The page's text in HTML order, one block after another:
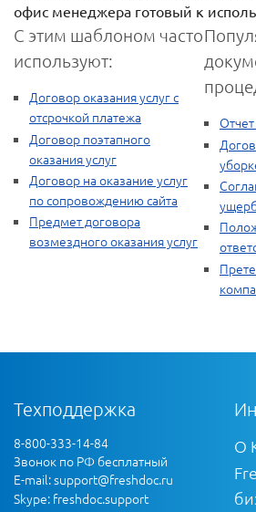
офис менеджера готовый к
С этим шаблоном часто
используют:
Договор оказания услуг с
отсрочкой платежа
Договор поэтапного
оказания услуг
Договор на оказание услуг
по сопровождению сайта
Предмет договора
возмездного оказания услуг
Техподдержка
8-800-333-14-84
Звонок по РФ бесплатный
E-mail:support@freshdoc.ru
Skype: freshdoc.support
О